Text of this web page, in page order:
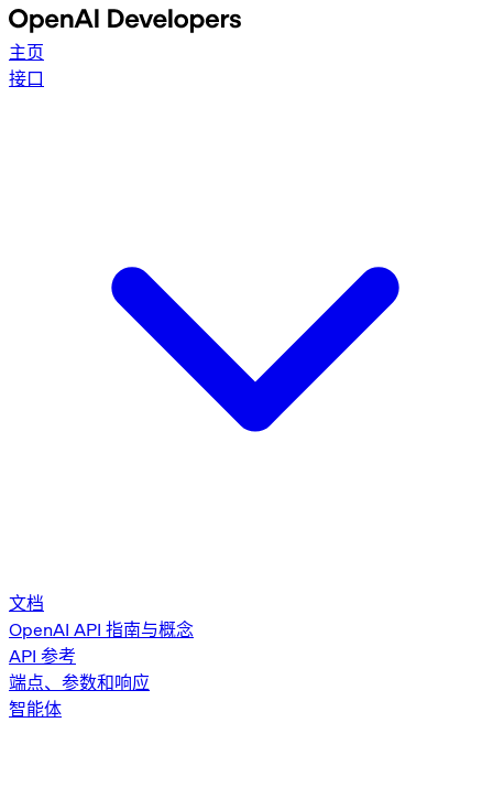
主页
接口
文档
OpenAI API 指南与概念
API 参考
端点、参数和响应
智能体